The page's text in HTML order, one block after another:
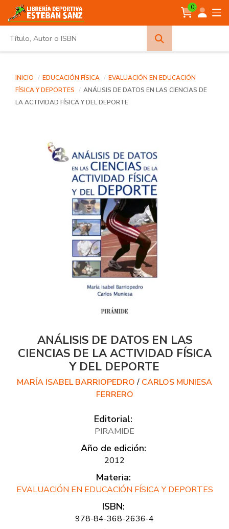
0
INICIO EDUCACIÓN FÍSICA
EVALUACIÓN EN EDUCACIÓN
FÍSICA Y DEPORTES
ANÁLISIS DE DATOS EN LAS CIENCIAS DE
LA ACTIVIDAD FÍSICA Y DEL DEPORTE
ANÁLISIS DE DATOS EN LAS
CIENCIAS DE LA ACTIVIDAD FÍSICA
Y DEL DEPORTE
MARÍA ISABEL BARRIOPEDRO/ CARLOS MUNIESA
FERRERO
Editorial:
PIRAMIDE
Año de edición:
2012
Materia:
EVALUACIÓN EN EDUCACIÓN FÍSICA Y DEPORTES
ISBN:
978-84-368-2636-4